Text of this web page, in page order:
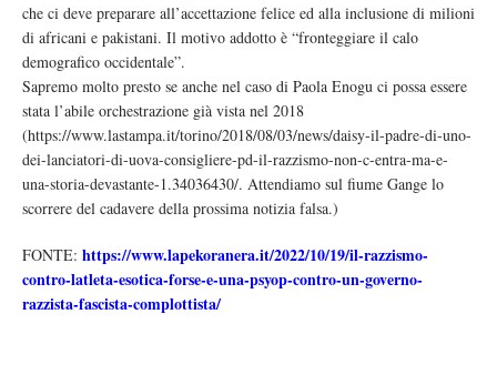
che ci deve preparare all’accettazione felice ed alla inclusione di milioni
di africani e pakistani. Il motivo addotto è “fronteggiare il calo
demografico occidentale”.
Sapremo molto presto se anche nel caso di Paola Enogu ci possa essere
stata l’abile orchestrazione già vista nel 2018
(https://www.lastampa.it/torino/2018/08/03/news/daisy-il-padre-di-uno-
dei-lanciatori-di-uova-consigliere-pd-il-razzismo-non-c-entra-ma-e-
una-storia-devastante-1.34036430/. Attendiamo sul fiume Gange lo
scorrere del cadavere della prossima notizia falsa.)
FONTE: https://www.lapekoranera.it/2022/10/19/il-razzismo-
contro-latleta-esotica-forse-e-una-psyop-contro-un-governo-
razzista-fascista-complottista/